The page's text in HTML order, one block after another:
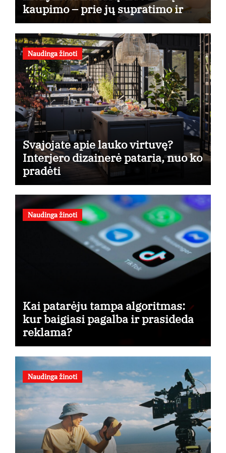
kaupimo – prie jų supratimo ir
taikymo
Naudinga žinoti
Svajojate apie lauko virtuvę?
Interjero dizainerė pataria, nuo ko
pradėti
Naudinga žinoti
Kai patarėju tampa algoritmas:
kur baigiasi pagalba ir prasideda
reklama?
Naudinga žinoti